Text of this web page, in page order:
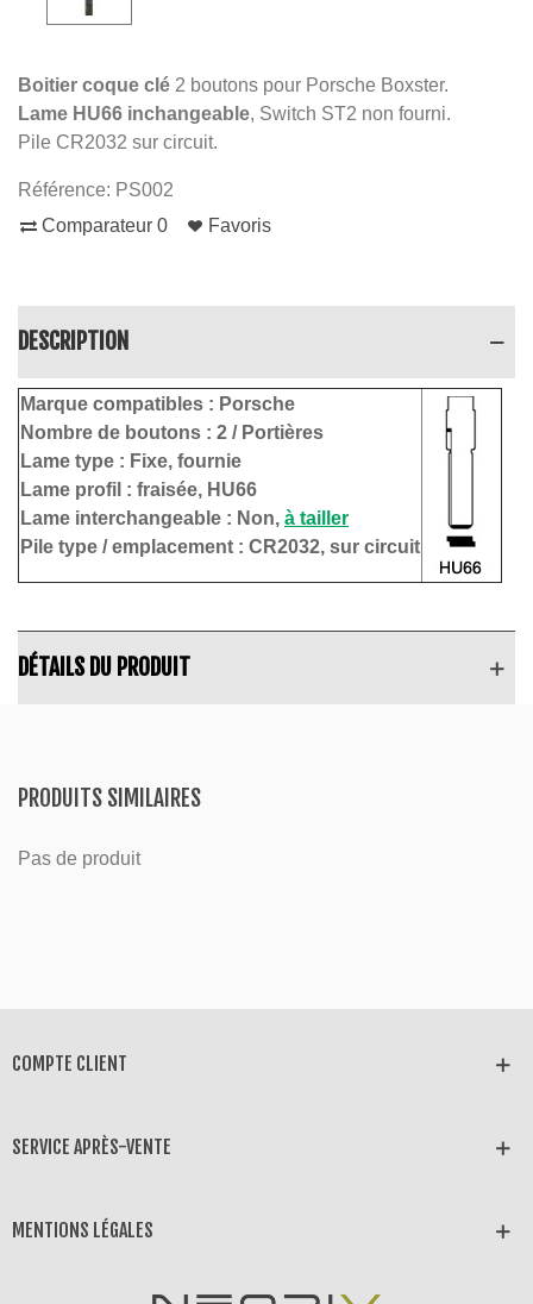
Boitier coque clé 2 boutons pour Porsche Boxster.
Lame HU66 inchangeable, Switch ST2 non fourni.
Pile CR2032 sur circuit.
Référence: PS002
Comparateur 0 Favoris
DESCRIPTION
Marque compatibles : Porsche
Nombre de boutons : 2 / Portières
Lame type : Fixe, fournie
Lame profil : fraisée, HU66
Lame interchangeable : Non, à tailler
Pile type / emplacement : CR2032, sur circuit
DÉTAILS DU PRODUIT
PRODUITS SIMILAIRES
Pas de produit
COMPTE CLIENT
SERVICE APRÈS-VENTE
MENTIONS LÉGALES